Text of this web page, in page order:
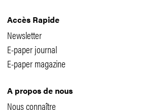
Accès Rapide
Newsletter
E-paper journal
E-paper magazine
A propos de nous
Nous connaître